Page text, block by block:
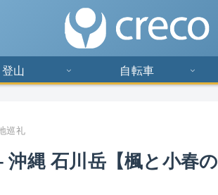
登山 自転車
巡礼
縄 石川岳【楓と小春の